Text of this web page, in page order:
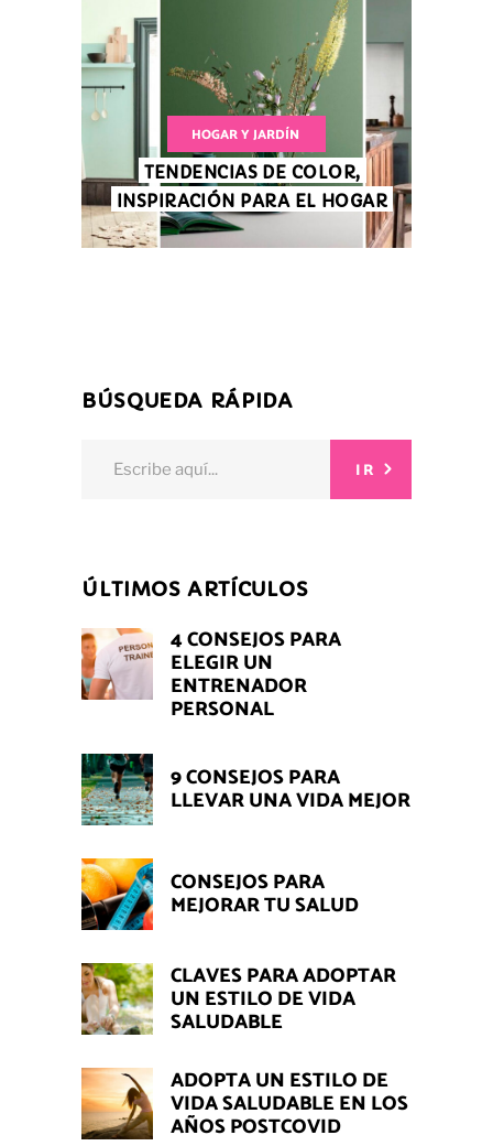
HOGAR Y JARDÍN
TENDENCIAS DE COLOR,
INSPIRACIÓN PARA EL HOGAR
BÚSQUEDA RÁPIDA
IR
ÚLTIMOS ARTÍCULOS
4 CONSEJOS PARA
ELEGIR UN
ENTRENADOR
PERSONAL
9 CONSEJOS PARA
LLEVAR UNA VIDA MEJOR
CONSEJOS PARA
MEJORAR TU SALUD
CLAVES PARA ADOPTAR
UN ESTILO DE VIDA
SALUDABLE
ADOPTA UN ESTILO DE
VIDA SALUDABLE EN LOS
AÑOS POSTCOVID